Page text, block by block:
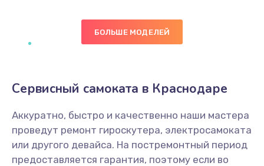
БОЛЬШЕ МОДЕЛЕЙ
Сервисный самоката в Краснодаре
Аккуратно, быстро и качественно наши мастера
проведут ремонт гироскутера, электросамоката
или другого девайса. На постремонтный период
предоставляется гарантия, поэтому если во